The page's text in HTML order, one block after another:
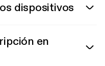
dispositivos
en